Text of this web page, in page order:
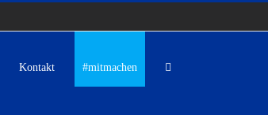
Kontakt #mitmachen